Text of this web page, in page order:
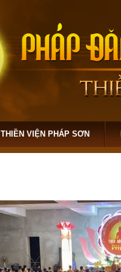
THIỀN VIỆN PHÁP SƠN